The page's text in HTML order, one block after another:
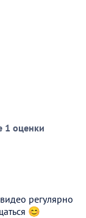
1 оценки
регулярно
😊